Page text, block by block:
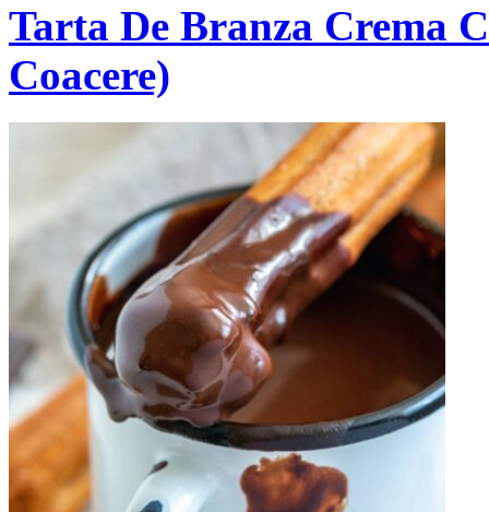
Tarta De Branza Crema
Coacere)